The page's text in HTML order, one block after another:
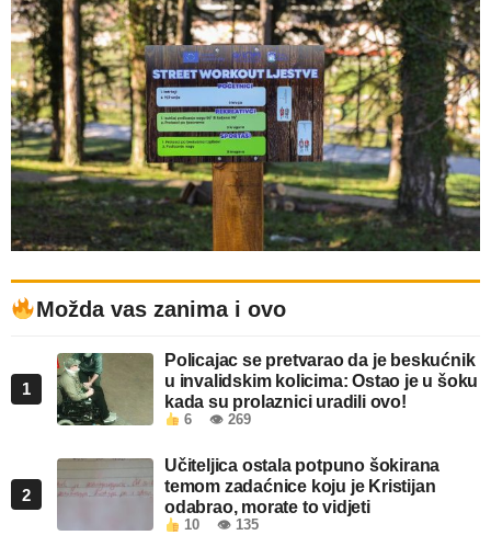
Možda vas zanima i ovo
1
Policajac se pretvarao da je beskućnik
u invalidskim kolicima: Ostao je u šoku
kada su prolaznici uradili ovo!
6 👁 269
2
Učiteljica ostala potpuno šokirana
temom zadaćnice koju je Kristijan
odabrao, morate to vidjeti
10 👁 135